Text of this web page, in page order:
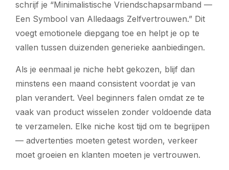
schrijf je “Minimalistische Vriendschapsarmband —
Een Symbool van Alledaags Zelfvertrouwen.” Dit
voegt emotionele diepgang toe en helpt je op te
vallen tussen duizenden generieke aanbiedingen.
Als je eenmaal je niche hebt gekozen, blijf dan
minstens een maand consistent voordat je van
plan verandert. Veel beginners falen omdat ze te
vaak van product wisselen zonder voldoende data
te verzamelen. Elke niche kost tijd om te begrijpen
— advertenties moeten getest worden, verkeer
moet groeien en klanten moeten je vertrouwen.